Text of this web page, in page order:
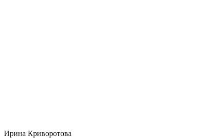
Ирина Криворотова